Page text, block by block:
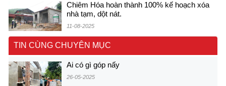
Chiêm Hóa hoàn thành 100% kế hoạch xóa
nhà tạm, dột nát.
11-08-2025
TIN CÙNG CHUYÊN MỤC
Ai có gì góp nấy
26-05-2025